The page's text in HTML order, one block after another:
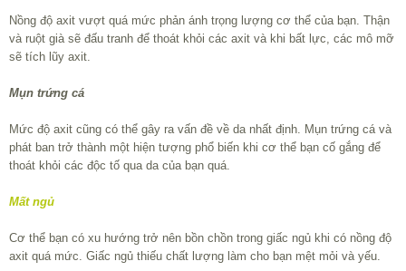
Nồng độ axit vượt quá mức phản ánh trọng lượng cơ thể của bạn. Thận
và ruột già sẽ đấu tranh để thoát khỏi các axit và khi bất lực, các mô mỡ
sẽ tích lũy axit.
Mụn trứng cá
Mức độ axit cũng có thể gây ra vấn đề về da nhất định. Mụn trứng cá và
phát ban trở thành một hiện tượng phổ biến khi cơ thể bạn cố gắng để
thoát khỏi các độc tố qua da của bạn quá.
Mất ngủ
Cơ thể bạn có xu hướng trở nên bồn chồn trong giấc ngủ khi có nồng độ
axit quá mức. Giấc ngủ thiếu chất lượng làm cho bạn mệt mỏi và yếu.